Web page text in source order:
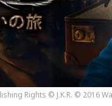
Rights © J.K.R. © 2016